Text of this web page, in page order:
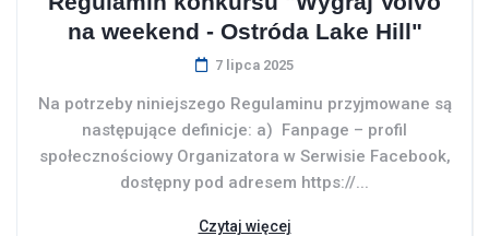
na weekend - Ostróda Lake Hill"
7 lipca 2025
Na potrzeby niniejszego Regulaminu przyjmowane są
następujące definicje: a) Fanpage – profil
społecznościowy Organizatora w Serwisie Facebook,
dostępny pod adresem https://...
Czytaj więcej